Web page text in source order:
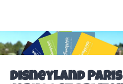
Disneyland Paris